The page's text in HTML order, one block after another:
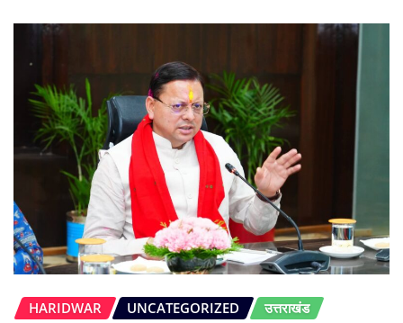
HARIDWAR UNCATEGORIZED
उत्तराखंड